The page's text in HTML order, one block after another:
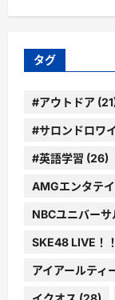
ゴ
ー
タグ
#アウトドア
#サロンドロワ
#英語学習 (26)
AMGエンタテ
NBCユニバーサ
SKE48 LIVE！
アイアールティ